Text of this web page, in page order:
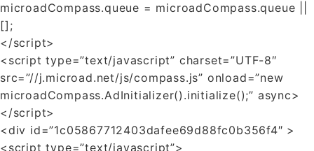
microadCompass.queue = microadCompass.queue ||
[];
</script>
<script type=”text/javascript” charset=”UTF-8″
src=”//j.microad.net/js/compass.js” onload=”new
microadCompass.AdInitializer().initialize();” async>
</script>
<div id=”1c05867712403dafee69d88fc0b356f4″ >
<script type=”text/javascript”>